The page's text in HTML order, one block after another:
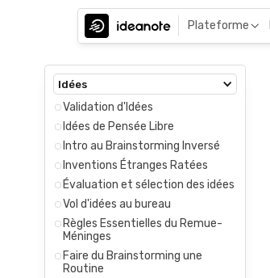
Plateforme
Idées
Validation d'Idées
Idées de Pensée Libre
Intro au Brainstorming Inversé
Inventions Étranges Ratées
Évaluation et sélection des idées
Vol d'idées au bureau
Règles Essentielles du Remue-
Méninges
Faire du Brainstorming une
Routine